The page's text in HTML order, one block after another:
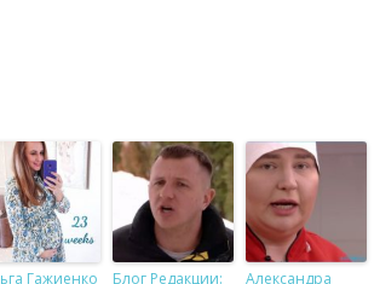
Гажиенко
Блог Редакции:
Александра